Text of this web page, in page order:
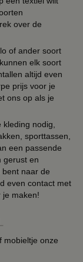
over de
of ander soort
elk soort
altijd even
prijs voor je
ons op als je
nodig,
sporttassen,
een passende
gerust en
naar de
even contact met
je maken!
mobieltje onze